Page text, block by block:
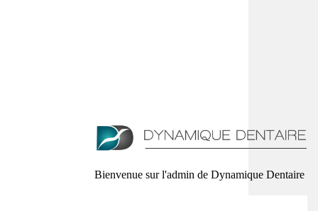
Bienvenue sur l'admin de Dynamique Dentaire